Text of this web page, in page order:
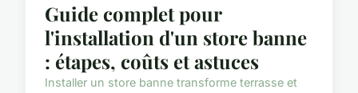
Guide complet pour
l'installation d'un store banne
: étapes, coûts et astuces
Installer un store banne transforme terrasse et